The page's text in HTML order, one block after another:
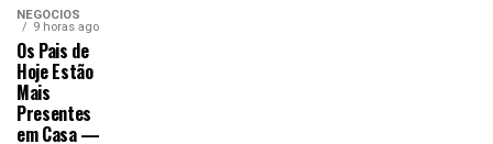
NEGÓCIOS
9 horas ago
Os Pais de
Hoje Estão
Mais
Presentes
em Casa —